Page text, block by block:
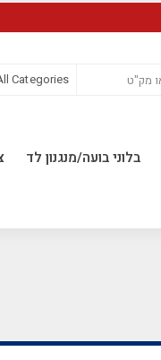
Categories
בלוני בועה/מנגנון לד